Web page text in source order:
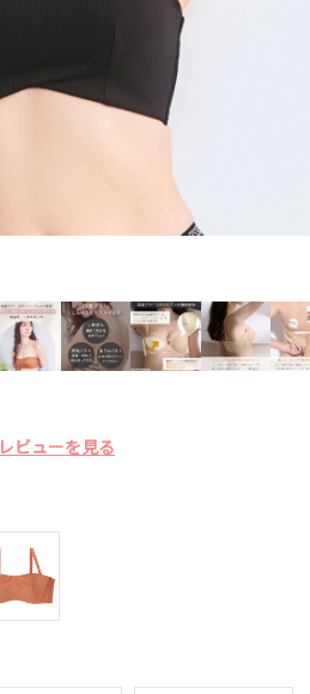
レビューを見る